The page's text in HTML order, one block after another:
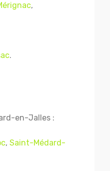
,
.
en-Jalles :
, Saint-Médard-